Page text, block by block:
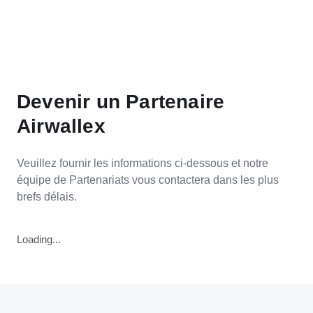
Devenir un Partenaire
Airwallex
Veuillez fournir les informations ci-dessous et notre
équipe de Partenariats vous contactera dans les plus
brefs délais.